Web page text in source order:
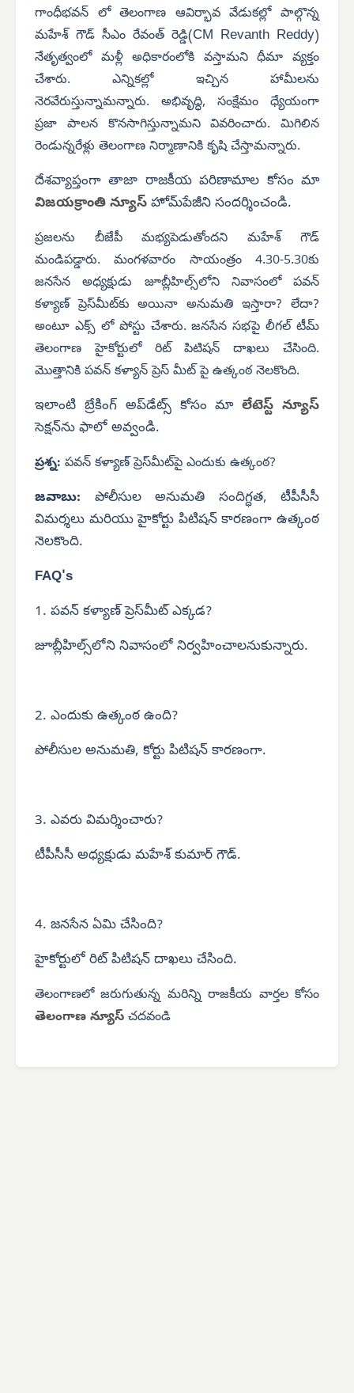
గాంధీభవన్ లో తెలంగాణ ఆవిర్భావ వేడుకల్లో పాల్గొన్న
మహేశ్ గౌడ్ సీఎం రేవంత్ రెడ్డి(CM Revanth Reddy)
నేతృత్వంలో మళ్లీ అధికారంలోకి వస్తామని ధీమా వ్యక్తం
చేశారు. ఎన్నికల్లో ఇచ్చిన హామీలను
నెరవేరుస్తున్నామన్నారు. అభివృద్ధి, సంక్షేమం ధ్యేయంగా
ప్రజా పాలన కొనసాగిస్తున్నామని వివరించారు. మిగిలిన
రెండున్నరేళ్లు తెలంగాణ నిర్మాణానికి కృషి చేస్తామన్నారు.
దేశవ్యాప్తంగా తాజా రాజకీయ పరిణామాల కోసం మా
విజయక్రాంతి న్యూస్ హోమ్‌పేజీని సందర్శించండి.
ప్రజలను బీజేపీ మభ్యపెడుతోందని మహేశ్ గౌడ్
మండిపడ్డారు.మంగళవారం సాయంత్రం 4.30-5.30కు
జనసేన అధ్యక్షుడు జూబ్లీహిల్స్‌లోని నివాసంలోపవన్
కళ్యాణ్ ప్రెస్‌మీట్‌కు అయినా అనుమతి ఇస్తారా? లేదా?
అంటూ ఎక్స్ లో పోస్టు చేశారు. జనసేన సభపై లీగల్ టీమ్
తెలంగాణ హైకోర్టులో రిట్ పిటిషన్ దాఖలు చేసింది.
మొత్తానికి పవన్ కళ్యాన్ ప్రెస్ మీట్ పై ఉత్కంఠ నెలకొంది.
ఇలాంటి బ్రేకింగ్ అప్‌డేట్స్ కోసం మాలేటెస్ట్ న్యూస్
సెక్షన్‌ను ఫాలో అవ్వండి.
ప్రశ్న: పవన్ కళ్యాణ్ ప్రెస్‌మీట్‌పై ఎందుకు ఉత్కంఠ?
జవాబు: పోలీసుల అనుమతి సందిగ్ధత, టీపీసీసీ
విమర్శలు మరియు హైకోర్టు పిటిషన్ కారణంగా ఉత్కంఠ
నెలకొంది.
FAQ's
1. పవన్ కళ్యాణ్ ప్రెస్‌మీట్ ఎక్కడ?
జూబ్లీహిల్స్‌లోని నివాసంలో నిర్వహించాలనుకున్నారు.
2. ఎందుకు ఉత్కంఠ ఉంది?
పోలీసుల అనుమతి, కోర్టు పిటిషన్ కారణంగా.
3. ఎవరు విమర్శించారు?
టీపీసీసీ అధ్యక్షుడు మహేశ్ కుమార్ గౌడ్.
4. జనసేన ఏమి చేసింది?
హైకోర్టులో రిట్ పిటిషన్ దాఖలు చేసింది.
తెలంగాణలో జరుగుతున్న మరిన్ని రాజకీయ వార్తల కోసం
తెలంగాణ న్యూస్ చదవండి